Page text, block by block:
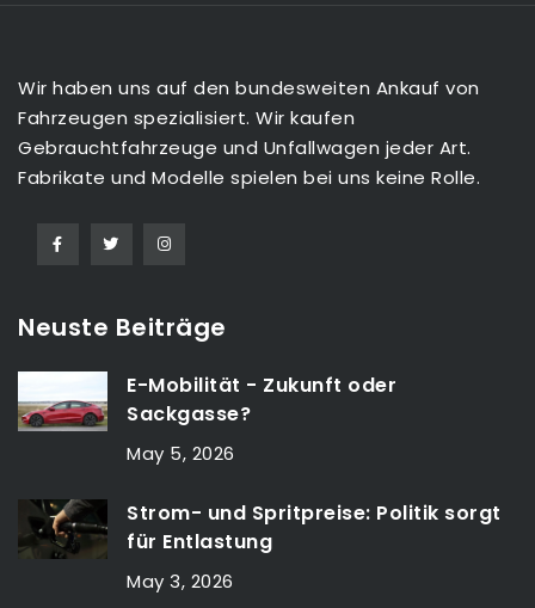
Wir haben uns auf den bundesweiten Ankauf von
Fahrzeugen spezialisiert. Wir kaufen
Gebrauchtfahrzeuge und Unfallwagen jeder Art.
Fabrikate und Modelle spielen bei uns keine Rolle.
Neuste Beiträge
E-Mobilität - Zukunft oder
Sackgasse?
May 5, 2026
Strom- und Spritpreise: Politik sorgt
für Entlastung
May 3, 2026